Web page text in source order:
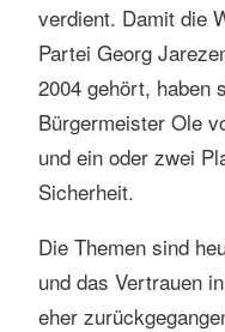
verdient. Damit die
Partei Georg
2004 gehört, haben
Bürgermeister Ole
und ein oder zwei
Sicherheit.
Die Themen sind
und das Vertrauen
eher